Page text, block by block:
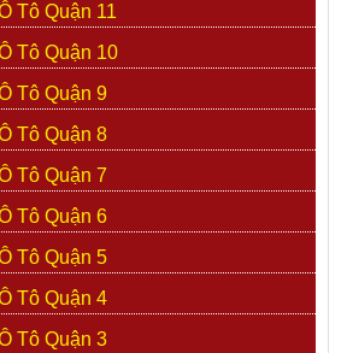
Tô Quận 11
Tô Quận 10
Tô Quận 9
Tô Quận 8
Tô Quận 7
Tô Quận 6
Tô Quận 5
Tô Quận 4
Tô Quận 3